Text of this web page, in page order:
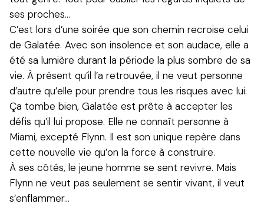
ses proches…
C’est lors d’une soirée que son chemin recroise celui
de Galatée. Avec son insolence et son audace, elle a
été sa lumière durant la période la plus sombre de sa
vie. À présent qu’il l’a retrouvée, il ne veut personne
d’autre qu’elle pour prendre tous les risques avec lui.
Ça tombe bien, Galatée est prête à accepter les
défis qu’il lui propose. Elle ne connaît personne à
Miami, excepté Flynn. Il est son unique repère dans
cette nouvelle vie qu’on la force à construire.
À ses côtés, le jeune homme se sent revivre. Mais
Flynn ne veut pas seulement se sentir vivant, il veut
s’enflammer…